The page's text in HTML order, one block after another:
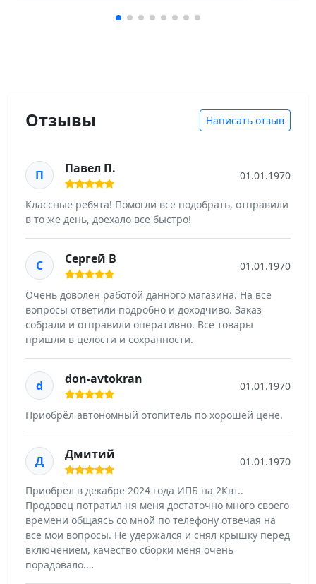
Отзывы Написать отзыв
П Павел П. 01.01.1970
Классные ребята! Помогли все подобрать, отправили
в то же день, доехало все быстро!
С Сергей В 01.01.1970
Очень доволен работой данного магазина. На все
вопросы ответили подробно и доходчиво. Заказ
собрали и отправили оперативно. Все товары
пришли в целости и сохранности.
d don-avtokran 01.01.1970
Приобрëл автономный отопитель по хорошей цене.
Д Дмитий 01.01.1970
Приобрёл в декабре 2024 года ИПБ на 2Квт..
Продовец потратил ня меня достаточно много своего
времени общаясь со мной по телефону отвечая на
все мои вопросы. Не удержался и снял крышку перед
включением, качество сборки меня очень
порадовало.…